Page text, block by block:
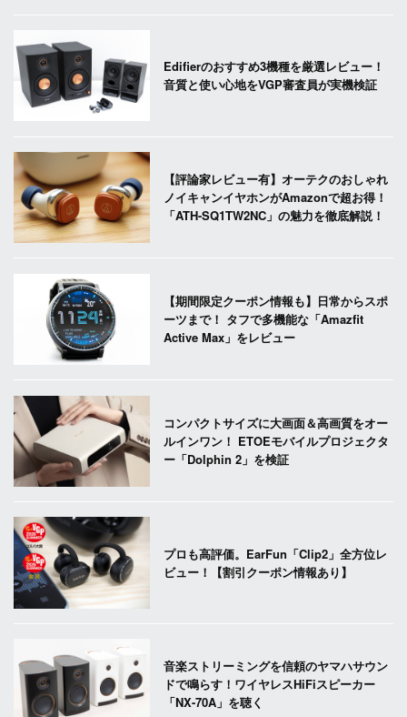
Edifierのおすすめ3機種を厳選レビュー！
音質と使い心地をVGP審査員が実機検証
【評論家レビュー有】オーテクのおしゃれ
ノイキャンイヤホンがAmazonで超お得！
「ATH-SQ1TW2NC」の魅力を徹底解説！
【期間限定クーポン情報も】日常からスポ
ーツまで！ タフで多機能な「Amazfit
Active Max」をレビュー
コンパクトサイズに大画面＆高画質をオー
ルインワン！ ETOEモバイルプロジェクタ
ー「Dolphin 2」を検証
プロも高評価。EarFun「Clip2」全方位レ
ビュー！【割引クーポン情報あり】
音楽ストリーミングを信頼のヤマハサウン
ドで鳴らす！ワイヤレスHiFiスピーカー
「NX-70A」を聴く